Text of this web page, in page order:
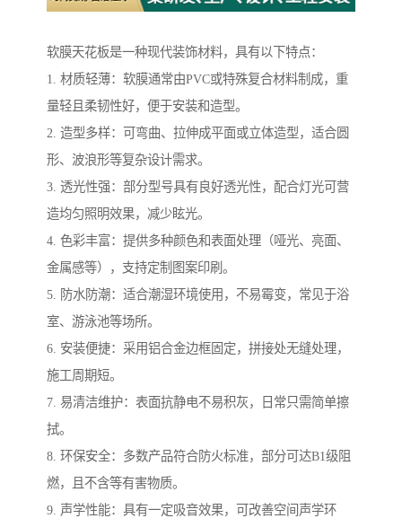
软膜天花板是一种现代装饰材料，具有以下特点：
1. 材质轻薄：软膜通常由PVC或特殊复合材料制成，重
量轻且柔韧性好，便于安装和造型。
2. 造型多样：可弯曲、拉伸成平面或立体造型，适合圆
形、波浪形等复杂设计需求。
3. 透光性强：部分型号具有良好透光性，配合灯光可营
造均匀照明效果，减少眩光。
4. 色彩丰富：提供多种颜色和表面处理（哑光、亮面、
金属感等），支持定制图案印刷。
5. 防水防潮：适合潮湿环境使用，不易霉变，常见于浴
室、游泳池等场所。
6. 安装便捷：采用铝合金边框固定，拼接处无缝处理，
施工周期短。
7. 易清洁维护：表面抗静电不易积灰，日常只需简单擦
拭。
8. 环保安全：多数产品符合防火标准，部分可达B1级阻
燃，且不含等有害物质。
9. 声学性能：具有一定吸音效果，可改善空间声学环